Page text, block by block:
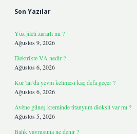
Son Yazılar
Yüz jileti zararlı mı ?
Ağustos 9, 2026
Elektrikte VA nedir ?
Ağustos 6, 2026
Kur’an’da yevm kelimesi kaç defa geçer ?
Ağustos 6, 2026
Avène güneş kreminde titanyum dioksit var mı ?
Ağustos 5, 2026
Balık yavrusuna ne denir ?